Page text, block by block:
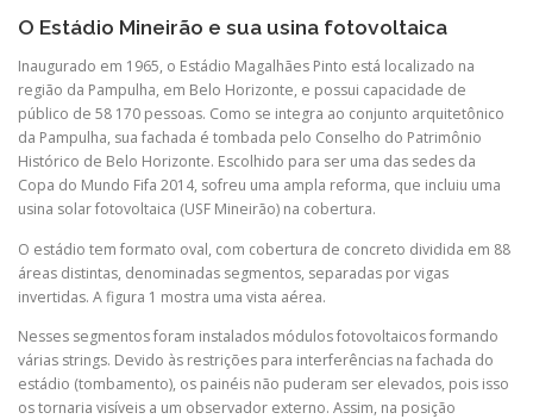
O Estádio Mineirão e sua usina fotovoltaica
Inaugurado em 1965, o Estádio Magalhães Pinto está localizado na
região da Pampulha, em Belo Horizonte, e possui capacidade de
público de 58 170 pessoas. Como se integra ao conjunto arquitetônico
da Pampulha, sua fachada é tombada pelo Conselho do Patrimônio
Histórico de Belo Horizonte. Escolhido para ser uma das sedes da
Copa do Mundo Fifa 2014, sofreu uma ampla reforma, que incluiu uma
usina solar fotovoltaica (USF Mineirão) na cobertura.
O estádio tem formato oval, com cobertura de concreto dividida em 88
áreas distintas, denominadas segmentos, separadas por vigas
invertidas. A figura 1 mostra uma vista aérea.
Nesses segmentos foram instalados módulos fotovoltaicos formando
várias strings. Devido às restrições para interferências na fachada do
estádio (tombamento), os painéis não puderam ser elevados, pois isso
os tornaria visíveis a um observador externo. Assim, na posição